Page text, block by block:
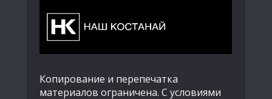
Копирование и перепечатка
материалов ограничена. С условиями